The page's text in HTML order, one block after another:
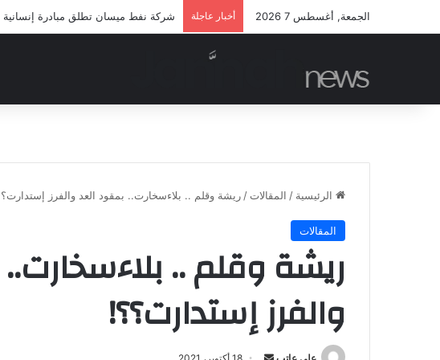
الجمعة, أغسطس 7 2026 أخبار عاجلة شركة نفط ميسان تطلق مبادرة إنسانية
الرئيسية / المقالات / ريشة وقلم .. بلاءسخارت.. بمقود العد والفرز
المقالات
ريشة وقلم ..
والفرز إستدارت؟؟!
أرسل